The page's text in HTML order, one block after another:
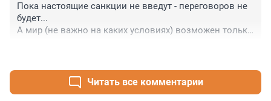
Пока настоящие санкции не введут - переговоров не
будет...
А мир (не важно на каких условиях) возможен только
Читать все комментарии